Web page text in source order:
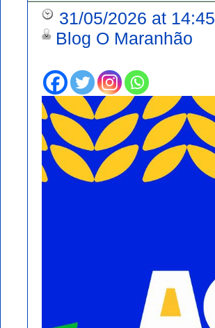
31/05/2026 at 14:45
Blog O Maranhão